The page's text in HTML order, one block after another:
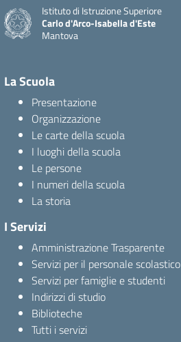
Istituto di Istruzione Superiore
Carlo d'Arco-Isabella d'Este
Mantova
La Scuola
Presentazione
Organizzazione
Le carte della scuola
I luoghi della scuola
Le persone
I numeri della scuola
La storia
I Servizi
Amministrazione Trasparente
Servizi per il personale scolastico
Servizi per famiglie e studenti
Indirizzi di studio
Biblioteche
Tutti i servizi